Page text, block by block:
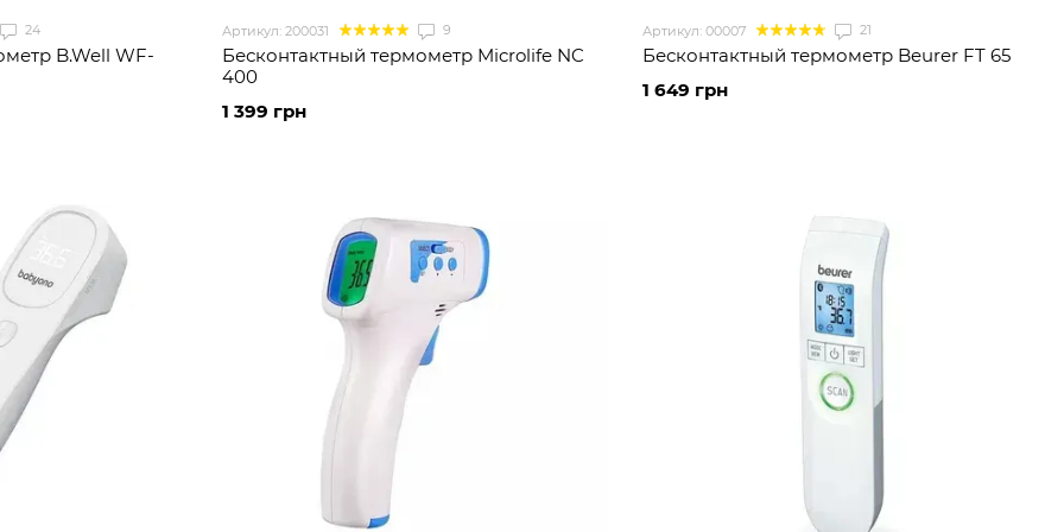
24
B.Well WF-
Артикул: 200031 9
Бесконтактный термометр Microlife NC
400
1 399 грн
Артикул: 00007 21
Бесконтактный термометр Beurer FT 65
1 649 грн